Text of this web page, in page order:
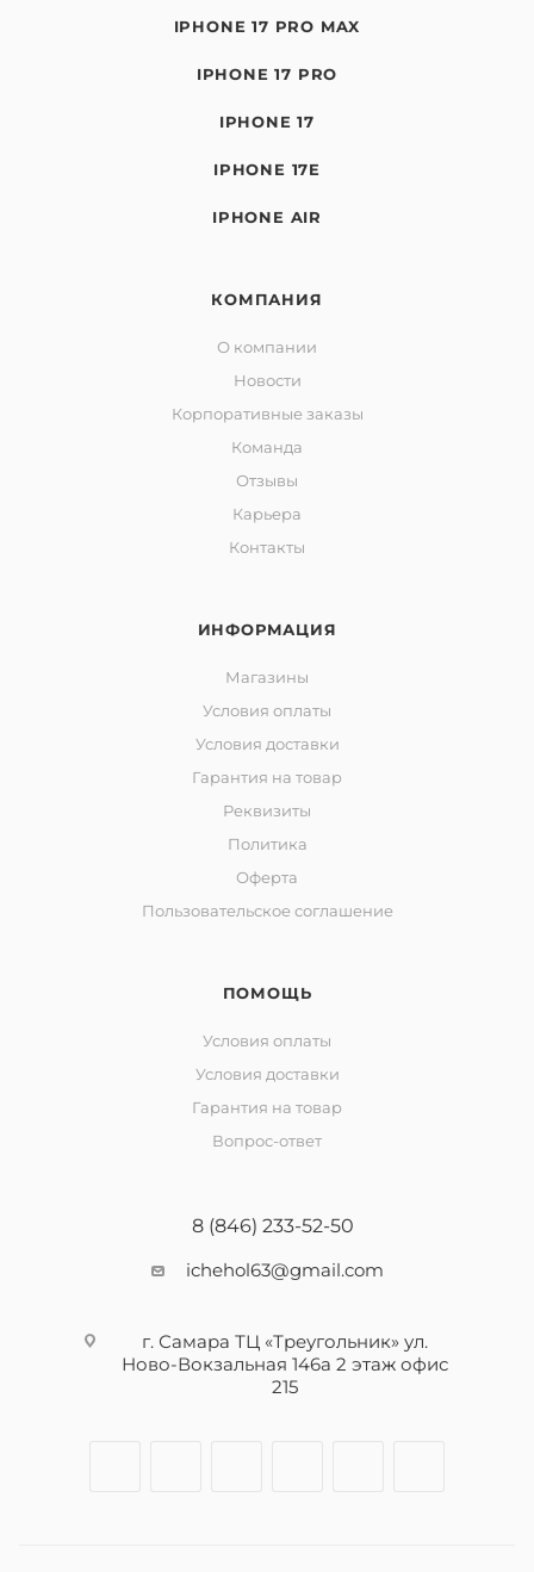
IPHONE 17 PRO MAX
IPHONE 17 PRO
IPHONE 17
IPHONE 17E
IPHONE AIR
КОМПАНИЯ
О компании
Новости
Корпоративные заказы
Команда
Отзывы
Карьера
Контакты
ИНФОРМАЦИЯ
Магазины
Условия оплаты
Условия доставки
Гарантия на товар
Реквизиты
Политика
Оферта
Пользовательское соглашение
ПОМОЩЬ
Условия оплаты
Условия доставки
Гарантия на товар
Вопрос-ответ
8 (846) 233-52-50
ichehol63@gmail.com
г. Самара ТЦ «Треугольник» ул.
Ново-Вокзальная 146а 2 этаж офис
215